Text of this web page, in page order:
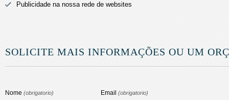
Publicidade na nossa rede de websites
SOLICITE MAIS INFORMAÇÕES OU UM
Nome (obrigatorio) Email (obrigatorio)